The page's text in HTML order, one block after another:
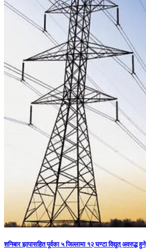
शनिबार झापासहित पूर्वका ५ जिल्लामा १२ घण्टा विद्युत् अवरुद्ध हुने